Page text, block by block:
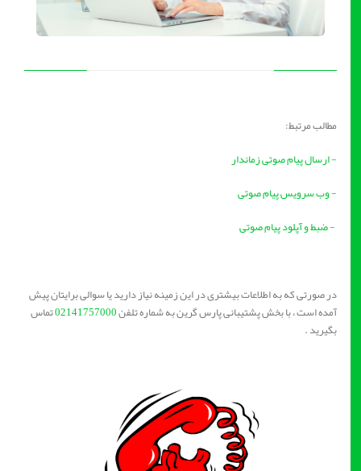
مطالب مرتبط:
- ارسال پیام صوتی زماندار
- وب سرویس پیام صوتی
- ضبط و آپلود پیام صوتی
در صورتی که به اطلاعات بیشتری در این زمینه نیاز دارید یا سوالی برایتان پیش
آمده است ، با بخش پشتیبانی پارس گرین به شماره تلفن02141757000تماس
بگیرید .